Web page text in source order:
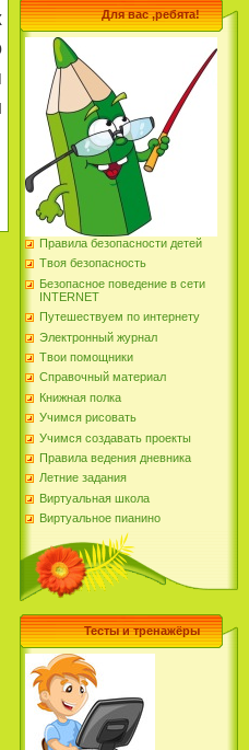
Для вас ,ребята!
Правила безопасности детей
Твоя безопасность
Безопасное поведение в сети
INTERNET
Путешествуем по интернету
Электронный журнал
Твои помощники
Справочный материал
Книжная полка
Учимся рисовать
Учимся создавать проекты
Правила ведения дневника
Летние задания
Виртуальная школа
Виртуальное пианино
Тесты и тренажёры